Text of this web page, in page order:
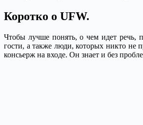
Коротко о UFW.
Чтобы лучше понять, о чем идет речь,
гости, а также люди, которых никто
консьерж на входе. Он знает и без